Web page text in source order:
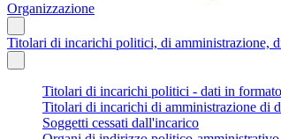
Organizzazione
Titolari di incarichi politici, di amministrazione,
Titolari di incarichi politici - dati in
Titolari di incarichi di amministrazione di
Soggetti cessati dall'incarico